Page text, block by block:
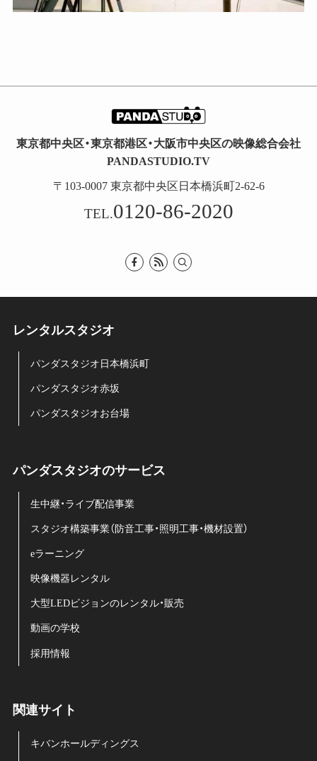
東京都中央区・東京都港区・大阪市中央区の映像総合会社
PANDASTUDIO.TV
〒103-0007 東京都中央区日本橋浜町2-62-6
TEL.0120-86-2020
レンタルスタジオ
パンダスタジオ日本橋浜町
パンダスタジオ赤坂
パンダスタジオお台場
パンダスタジオのサービス
生中継・ライブ配信事業
スタジオ構築事業（防音工事・照明工事・機材設置）
eラーニング
映像機器レンタル
大型LEDビジョンのレンタル・販売
動画の学校
採用情報
関連サイト
キバンホールディングス